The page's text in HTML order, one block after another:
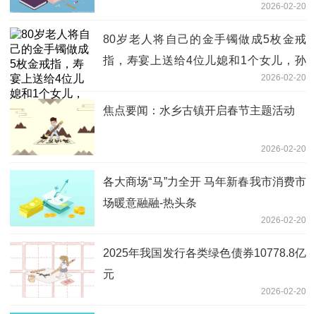
2026-02-20
80岁老人将自己的金手镯做成5枚金戒
指，寿宴上送给4位儿媳和1个女儿，孙
2026-02-20
焦点要闻：水乡古镇开启春节主题活动
2026-02-20
各大商场“马”力全开 马年新春我市消费市
场暖意融融-热头条
2026-02-20
2025年我国发行各类绿色债券10778.8亿
元
2026-02-20